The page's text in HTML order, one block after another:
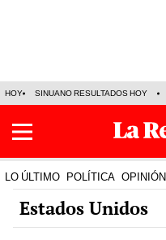
HOY SINUANO RESULTADOS HOY
LO ÚLTIMO POLÍTICA OPINIÓN
Estados Unidos